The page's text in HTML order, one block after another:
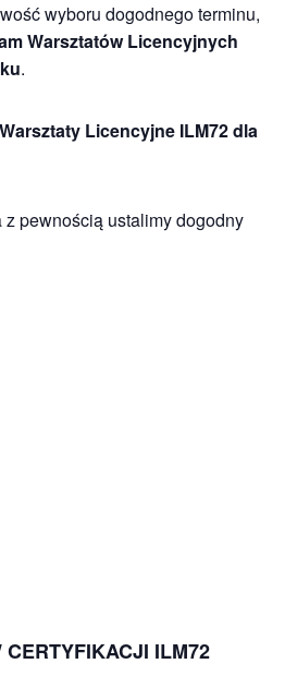
wyboru dogodnego terminu,
Warsztatów Licencyjnych
.
Warsztaty Licencyjne ILM72 dla
pewnością ustalimy dogodny
ILM72